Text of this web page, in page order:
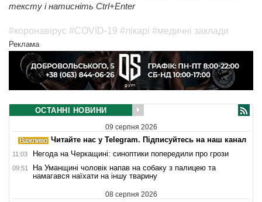
тексту і натисніть Ctrl+Enter
#коронавірус #COVID-19 #лікарі #медичні заклади
Реклама
ОСТАННІ НОВИНИ
09 серпня 2026
Читайте нас у Telegram. Підписуйтесь на наш канал
11:03 Негода на Черкащині: синоптики попередили про грози
09:51
На Уманщині чоловік напав на собаку з палицею та
намагався наїхати на іншу тварину
08 серпня 2026